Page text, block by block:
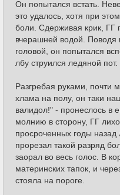
Он попытался встать.
это удалось, хотя при
боли. Сдерживая крик, ГГ
вчерашней водой. Поводя
головой, он попытался
лбу струился ледяной пот.
Разгребая руками, почти
хлама на полу, он таки
валидол!" - пронеслось в
молнию в сторону, ГГ
просроченных годы назад
прорезал такой разряд
заорал во весь голос. В
материнских тапок, и
стояла на пороге.